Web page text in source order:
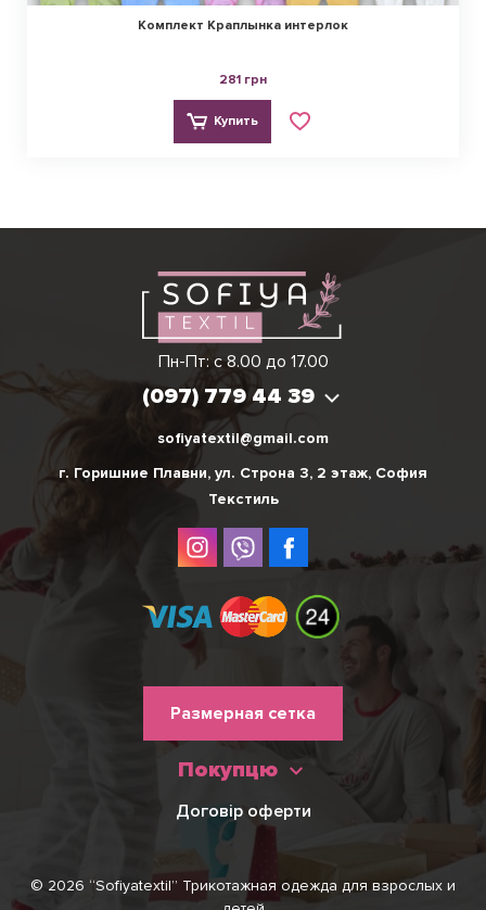
Комплект Краплынка интерлок
281 грн
Купить
Пн-Пт: с 8.00 до 17.00
(097) 779 44 39
Виктория
(097) 779 44 39
sofiyatextil@gmail.com
г. Горишние Плавни, ул. Строна 3, 2 этаж, София
Текстиль
нижнього
колонтитулу
Размерная сетка
Покупцю
Договір оферти
© 2026 “Sofiyatextil” Трикотажная одежда для взрослых и